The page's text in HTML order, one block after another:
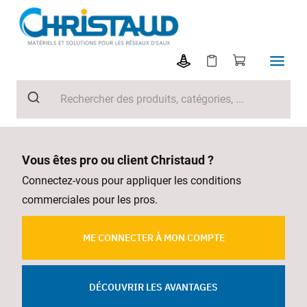
Vous êtes pro ou client Christaud ?
Connectez-vous pour appliquer les conditions
commerciales pour les pros.
ME CONNECTER À MON COMPTE
DÉCOUVRIR LES AVANTAGES